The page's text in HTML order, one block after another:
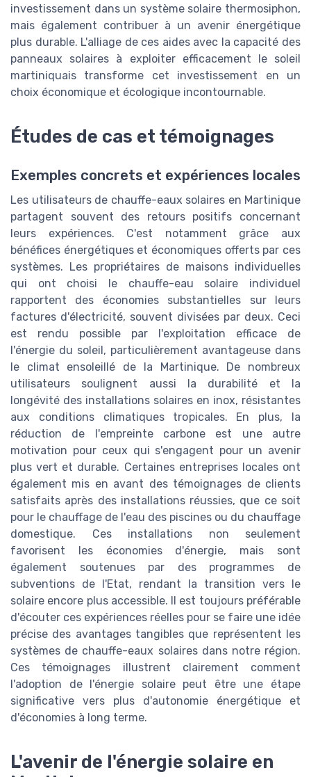
investissement dans un système solaire thermosiphon,
mais également contribuer à un avenir énergétique
plus durable. L'alliage de ces aides avec la capacité des
panneaux solaires à exploiter efficacement le soleil
martiniquais transforme cet investissement en un
choix économique et écologique incontournable.
Études de cas et témoignages
Exemples concrets et expériences locales
Les utilisateurs de chauffe-eaux solaires en Martinique
partagent souvent des retours positifs concernant
leurs expériences. C'est notamment grâce aux
bénéfices énergétiques et économiques offerts par ces
systèmes. Les propriétaires de maisons individuelles
qui ont choisi le chauffe-eau solaire individuel
rapportent des économies substantielles sur leurs
factures d'électricité, souvent divisées par deux. Ceci
est rendu possible par l'exploitation efficace de
l'énergie du soleil, particulièrement avantageuse dans
le climat ensoleillé de la Martinique. De nombreux
utilisateurs soulignent aussi la durabilité et la
longévité des installations solaires en inox, résistantes
aux conditions climatiques tropicales. En plus, la
réduction de l'empreinte carbone est une autre
motivation pour ceux qui s'engagent pour un avenir
plus vert et durable. Certaines entreprises locales ont
également mis en avant des témoignages de clients
satisfaits après des installations réussies, que ce soit
pour le chauffage de l'eau des piscines ou du chauffage
domestique. Ces installations non seulement
favorisent les économies d'énergie, mais sont
également soutenues par des programmes de
subventions de l'Etat, rendant la transition vers le
solaire encore plus accessible. Il est toujours préférable
d'écouter ces expériences réelles pour se faire une idée
précise des avantages tangibles que représentent les
systèmes de chauffe-eaux solaires dans notre région.
Ces témoignages illustrent clairement comment
l'adoption de l'énergie solaire peut être une étape
significative vers plus d'autonomie énergétique et
d'économies à long terme.
L'avenir de l'énergie solaire en